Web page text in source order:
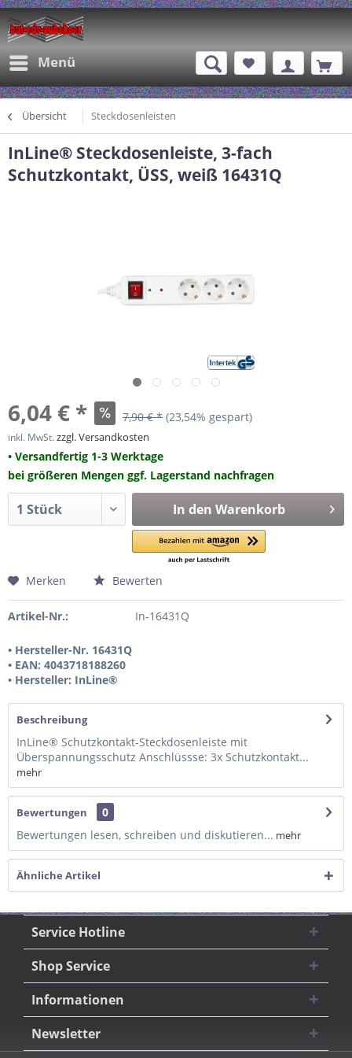
Menü
Übersicht Steckdosenleisten
InLine® Steckdosenleiste, 3-fach
Schutzkontakt, ÜSS, weiß 16431Q
6,04 € * 7,90 € * (23,54% gespart)
inkl. MwSt.zzgl. Versandkosten
• Versandfertig 1-3 Werktage
bei größeren Mengen ggf. Lagerstand nachfragen
In den Warenkorb
Merken Bewerten
Artikel-Nr.: In-16431Q
• Hersteller-Nr. 16431Q
• EAN: 4043718188260
• Hersteller: InLine®
Beschreibung
InLine® Schutzkontakt-Steckdosenleiste mit
Überspannungsschutz Anschlüssse: 3x Schutzkontakt...
mehr
Bewertungen
0
Bewertungen lesen, schreiben und diskutieren... mehr
Ähnliche Artikel
Service Hotline
Shop Service
Informationen
Newsletter